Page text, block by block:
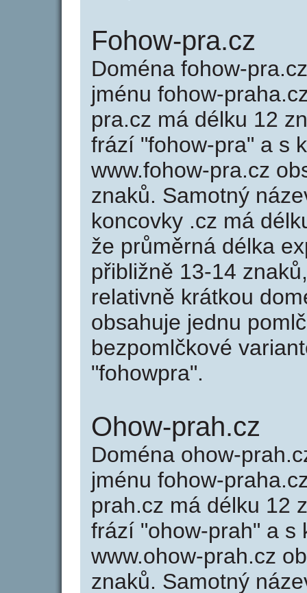
Fohow-pra.cz
Doména fohow-
jménu fohow-
pra.cz má délku 12
frází "fohow-pra" a s
www.fohow-pra.cz
znaků. Samotný
koncovky .cz má
že průměrná délka
přibližně 13-14
relativně krátkou
obsahuje jednu
bezpomlčkové
"fohowpra".
Ohow-prah.cz
Doména ohow-
jménu fohow-
prah.cz má délku 12
frází "ohow-prah" a s
www.ohow-prah.cz
znaků. Samotný